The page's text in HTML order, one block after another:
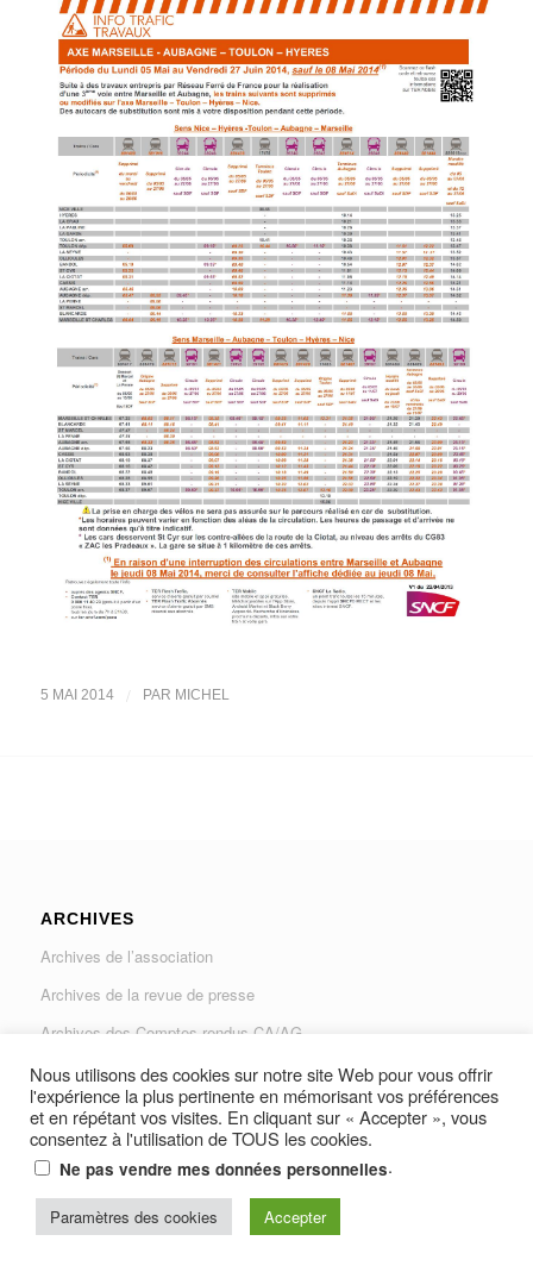
5 MAI 2014 / PAR MICHEL
ARCHIVES
Archives de l’association
Archives de la revue de presse
Archives des Comptes rendus CA/AG
Archives du Journal « Traverse »
© Copyright -AUGAD - Association des Usagers de la Gare Les Arcs-
Draguignan et Vidauban-Resine Média Productions
Nous utilisons des cookies sur notre site Web pour vous offrir
l'expérience la plus pertinente en mémorisant vos préférences
et en répétant vos visites. En cliquant sur « Accepter », vous
consentez à l'utilisation de TOUS les cookies.
Ne pas vendre mes données personnelles.
Paramètres des cookies Accepter